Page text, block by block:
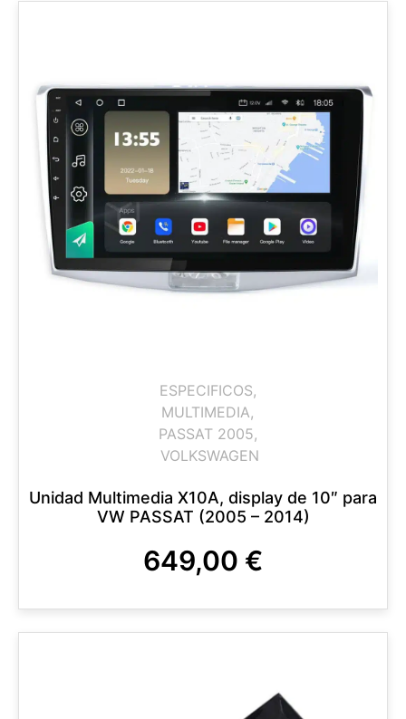
ESPECIFICOS,
MULTIMEDIA,
PASSAT 2005,
VOLKSWAGEN
Unidad Multimedia X10A, display de 10″ para
VW PASSAT (2005 – 2014)
649,00 €